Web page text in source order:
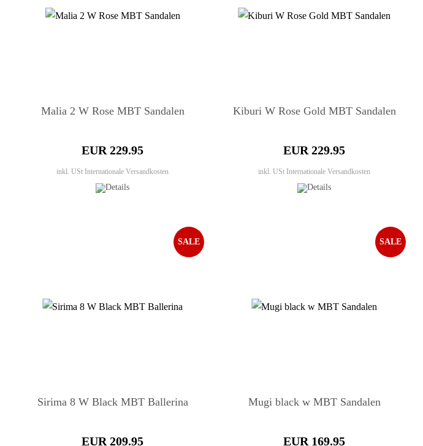
Malia 2 W Rose MBT Sandalen
EUR 229.95
inkl. USt Internationale Versandkosten
Kiburi W Rose Gold MBT Sandalen
EUR 229.95
inkl. USt Internationale Versandkosten
Sirima 8 W Black MBT Ballerina
EUR 209.95
SALE
Mugi black w MBT Sandalen
EUR 169.95
SALE